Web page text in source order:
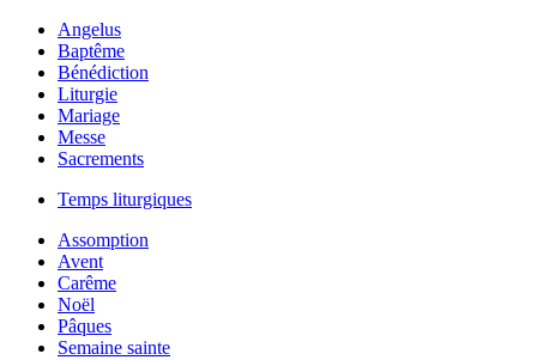
Angelus
Baptême
Bénédiction
Liturgie
Mariage
Messe
Sacrements
Temps liturgiques
Assomption
Avent
Carême
Noël
Pâques
Semaine sainte